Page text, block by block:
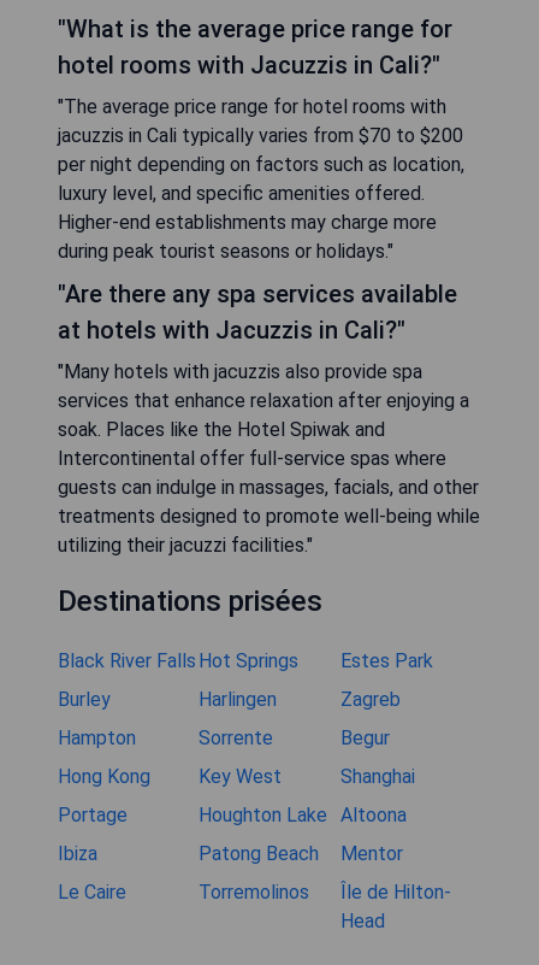
"What is the average price range for
hotel rooms with Jacuzzis in Cali?"
"The average price range for hotel rooms with
jacuzzis in Cali typically varies from $70 to $200
per night depending on factors such as location,
luxury level, and specific amenities offered.
Higher-end establishments may charge more
during peak tourist seasons or holidays."
"Are there any spa services available
at hotels with Jacuzzis in Cali?"
"Many hotels with jacuzzis also provide spa
services that enhance relaxation after enjoying a
soak. Places like the Hotel Spiwak and
Intercontinental offer full-service spas where
guests can indulge in massages, facials, and other
treatments designed to promote well-being while
utilizing their jacuzzi facilities."
Destinations prisées
Black River Falls Hot Springs
Estes Park
Burley
Harlingen
Zagreb
Hampton
Sorrente
Begur
Hong Kong
Key West
Shanghai
Portage
Houghton Lake
Altoona
Ibiza
Patong Beach
Mentor
Le Caire
Torremolinos
Île de Hilton-
Head